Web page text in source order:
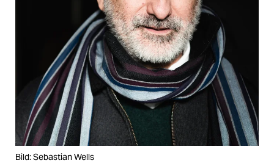
Bild: Sebastian Wells